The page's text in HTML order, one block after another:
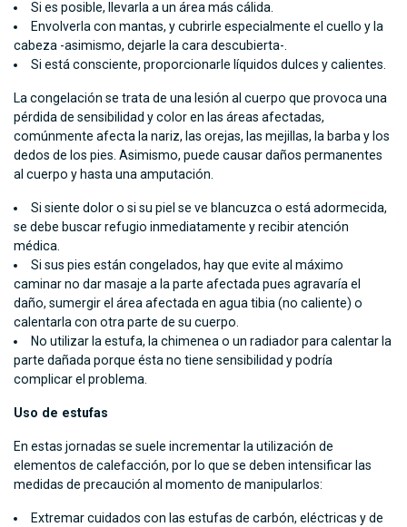
Si es posible, llevarla a un área más cálida.
Envolverla con mantas, y cubrirle especialmente el cuello y la
cabeza -asimismo, dejarle la cara descubierta-.
Si está consciente, proporcionarle líquidos dulces y calientes.
La congelación se trata de una lesión al cuerpo que provoca una
pérdida de sensibilidad y color en las áreas afectadas,
comúnmente afecta la nariz, las orejas, las mejillas, la barba y los
dedos de los pies. Asimismo, puede causar daños permanentes
al cuerpo y hasta una amputación.
Si siente dolor o si su piel se ve blancuzca o está adormecida,
se debe buscar refugio inmediatamente y recibir atención
médica.
Si sus pies están congelados, hay que evite al máximo
caminar no dar masaje a la parte afectada pues agravaría el
daño, sumergir el área afectada en agua tibia (no caliente) o
calentarla con otra parte de su cuerpo.
No utilizar la estufa, la chimenea o un radiador para calentar la
parte dañada porque ésta no tiene sensibilidad y podría
complicar el problema.
Uso de estufas
En estas jornadas se suele incrementar la utilización de
elementos de calefacción, por lo que se deben intensificar las
medidas de precaución al momento de manipularlos:
Extremar cuidados con las estufas de carbón, eléctricas y de